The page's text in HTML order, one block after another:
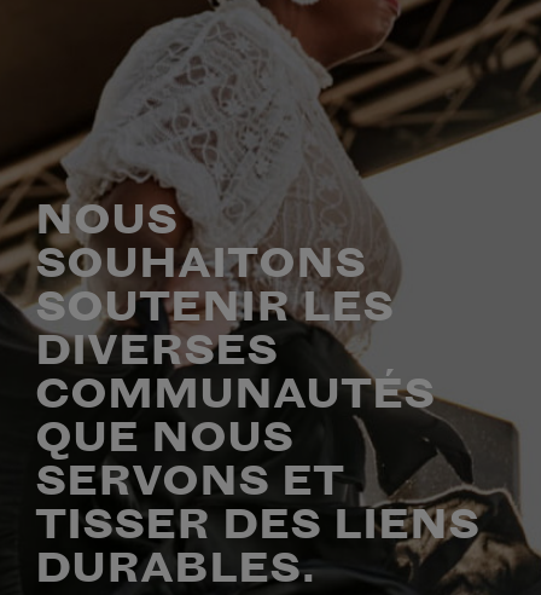
NOUS
SOUHAITONS
SOUTENIR LES
DIVERSES
COMMUNAUTÉS
QUE NOUS
SERVONS ET
TISSER DES LIENS
DURABLES.